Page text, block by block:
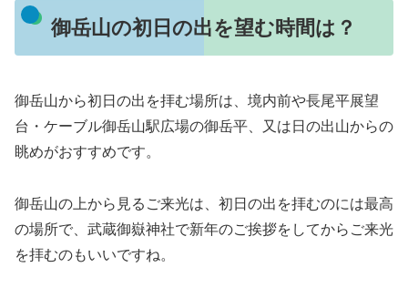
御岳山の初日の出を望む時間は？
御岳山から初日の出を拝む場所は、境内前や長尾平展望
台・ケーブル御岳山駅広場の御岳平、又は日の出山からの
眺めがおすすめです。
御岳山の上から見るご来光は、初日の出を拝むのには最高
の場所で、武蔵御嶽神社で新年のご挨拶をしてからご来光
を拝むのもいいですね。